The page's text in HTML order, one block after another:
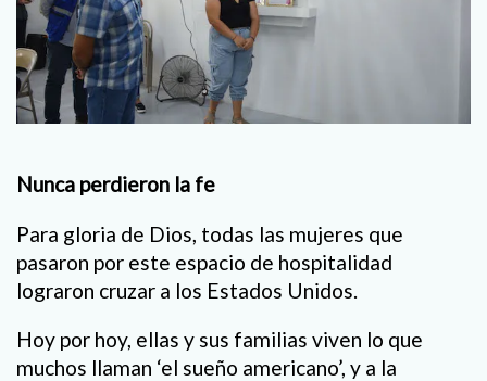
Nunca perdieron la fe
Para gloria de Dios, todas las mujeres que
pasaron por este espacio de hospitalidad
lograron cruzar a los Estados Unidos.
Hoy por hoy, ellas y sus familias viven lo que
muchos llaman ‘el sueño americano’, y a la